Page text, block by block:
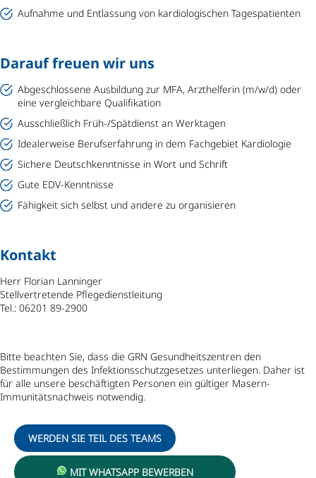
Aufnahme und Entlassung von kardiologischen Tagespatienten
Darauf freuen wir uns
Abgeschlossene Ausbildung zur MFA, Arzthelferin (m/w/d) oder
eine vergleichbare Qualifikation
Ausschließlich Früh-/Spätdienst an Werktagen
Idealerweise Berufserfahrung in dem Fachgebiet Kardiologie
Sichere Deutschkenntnisse in Wort und Schrift
Gute EDV-Kenntnisse
Fähigkeit sich selbst und andere zu organisieren
Kontakt
Herr Florian Lanninger
Stellvertretende Pflegedienstleitung
Tel.: 06201 89-2900
Bitte beachten Sie, dass die GRN Gesundheitszentren den
Bestimmungen des Infektionsschutzgesetzes unterliegen. Daher ist
für alle unsere beschäftigten Personen ein gültiger Masern-
Immunitätsnachweis notwendig.
WERDEN SIE TEIL DES TEAMS
MIT WHATSAPP BEWERBEN